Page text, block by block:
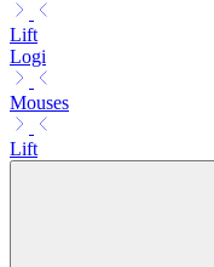
Lift
Logi
Mouses
Lift